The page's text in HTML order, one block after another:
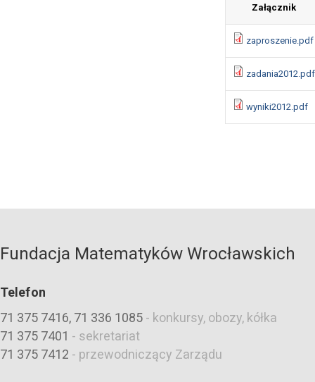
Załącznik
zaproszenie.pdf
zadania2012.pdf
wyniki2012.pdf
Fundacja Matematyków Wrocławskich
Telefon
71 375 7416, 71 336 1085 - konkursy, obozy, kółka
71 375 7401 - sekretariat
71 375 7412 - przewodniczący Zarządu